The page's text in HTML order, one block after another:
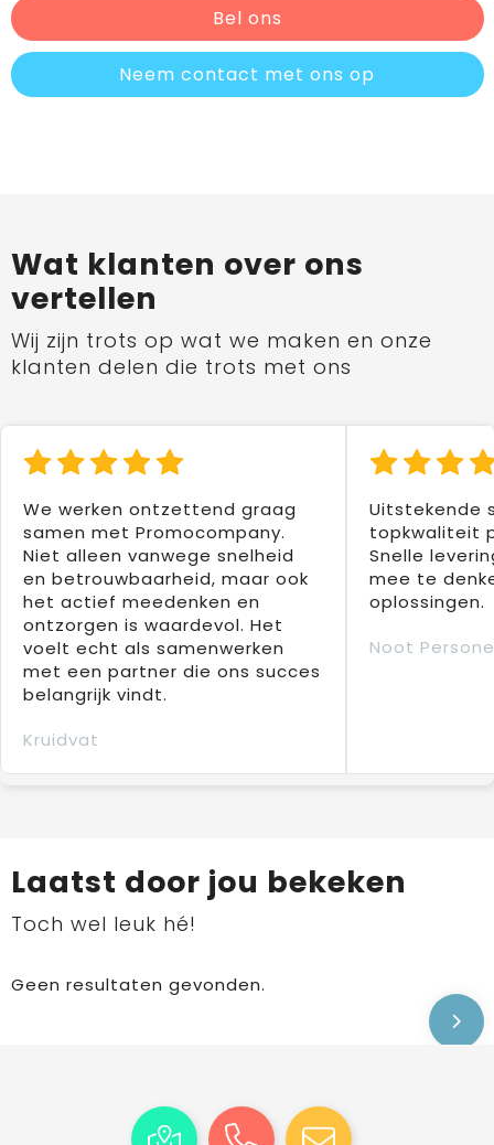
Bel ons
Neem contact met ons op
Wat klanten over ons
vertellen
Wij zijn trots op wat we maken en onze
klanten delen die trots met ons
We werken ontzettend graag
samen met Promocompany.
Niet alleen vanwege snelheid
en betrouwbaarheid, maar ook
het actief meedenken en
ontzorgen is waardevol. Het
voelt echt als samenwerken
met een partner die ons succes
belangrijk vindt.
Kruidvat
Uitstekende
topkwaliteit
Snelle
mee te
oplossingen.
Noot
Laatst door jou bekeken
Toch wel leuk hé!
Geen resultaten gevonden.